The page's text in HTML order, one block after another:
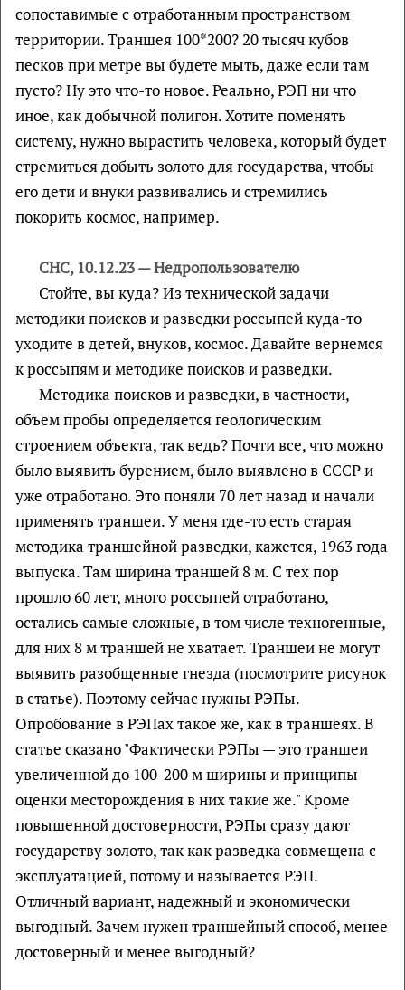
сопоставимые с отработанным пространством
территории. Траншея 100*200? 20 тысяч кубов
песков при метре вы будете мыть, даже если там
пусто? Ну это что-то новое. Реально, РЭП ни что
иное, как добычной полигон. Хотите поменять
систему, нужно вырастить человека, который будет
стремиться добыть золото для государства, чтобы
его дети и внуки развивались и стремились
покорить космос, например.
СНС, 10.12.23 — Недропользователю
Стойте, вы куда? Из технической задачи
методики поисков и разведки россыпей куда-то
уходите в детей, внуков, космос. Давайте вернемся
к россыпям и методике поисков и разведки.
Методика поисков и разведки, в частности,
объем пробы определяется геологическим
строением объекта, так ведь? Почти все, что можно
было выявить бурением, было выявлено в СССР и
уже отработано. Это поняли 70 лет назад и начали
применять траншеи. У меня где-то есть старая
методика траншейной разведки, кажется, 1963 года
выпуска. Там ширина траншей 8 м. С тех пор
прошло 60 лет, много россыпей отработано,
остались самые сложные, в том числе техногенные,
для них 8 м траншей не хватает. Траншеи не могут
выявить разобщенные гнезда (посмотрите рисунок
в статье). Поэтому сейчас нужны РЭПы.
Опробование в РЭПах такое же, как в траншеях. В
статье сказано "Фактически РЭПы — это траншеи
увеличенной до 100-200 м ширины и принципы
оценки месторождения в них такие же." Кроме
повышенной достоверности, РЭПы сразу дают
государству золото, так как разведка совмещена с
эксплуатацией, потому и называется РЭП.
Отличный вариант, надежный и экономически
выгодный. Зачем нужен траншейный способ, менее
достоверный и менее выгодный?